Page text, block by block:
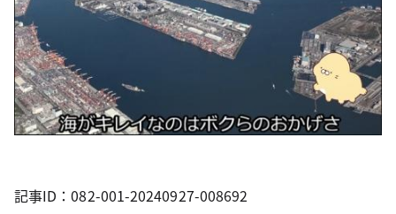
記事ID：082-001-20240927-008692